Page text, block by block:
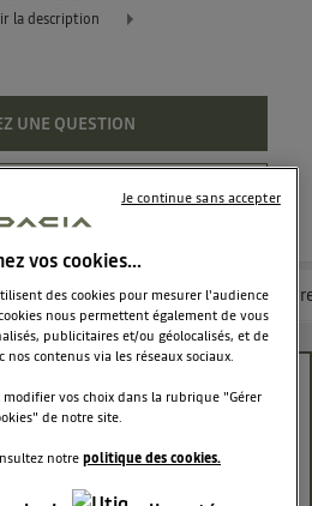
la description
UNE QUESTION
Les articles Consultez la
de bord DUSTER 2018
vos cookies…
des cookies pour mesurer l'audience
nous permettent également de vous
publicitaires et/ou géolocalisés, et de
contenus via les réseaux sociaux.
vos choix dans la rubrique "Gérer
de notre site.
notrepolitique des cookies.
Je continue sans accepter